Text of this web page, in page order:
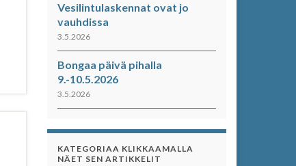
Vesilintulaskennat ovat jo
vauhdissa
3.5.2026
Bongaa päivä pihalla
9.-10.5.2026
3.5.2026
KATEGORIAA KLIKKAAMALLA
NÄET SEN ARTIKKELIT